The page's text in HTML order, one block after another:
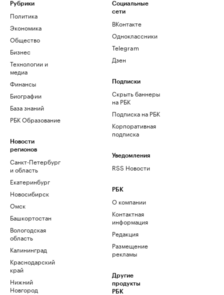
Рубрики
Политика
Экономика
Общество
Бизнес
Технологии и
медиа
Финансы
Биографии
База знаний
РБК Образование
Новости
регионов
Санкт-Петербург
и область
Екатеринбург
Новосибирск
Омск
Башкортостан
Вологодская
область
Калининград
Краснодарский
край
Нижний
Новгород
Социальные
сети
ВКонтакте
Одноклассники
Telegram
Дзен
Подписки
Скрыть баннеры
на РБК
Подписка на РБК
Корпоративная
подписка
Уведомления
RSS Новости
РБК
О компании
Контактная
информация
Редакция
Размещение
рекламы
Другие
продукты
РБК